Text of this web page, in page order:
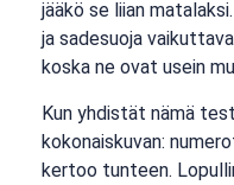
jääkö se liian
ja sadesuoja
koska ne ovat usein
Kun yhdistät nämä
kokonaiskuvan:
kertoo tunteen.